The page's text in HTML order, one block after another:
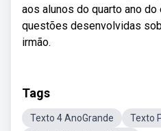
aos alunos do quarto ano
questões desenvolvidas
irmão.
Tags
Texto 4 AnoGrande
Texto